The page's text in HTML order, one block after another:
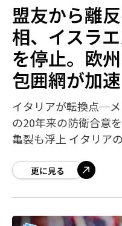
盟友から離
相、イスラ
を停止。欧
包囲網が加速
イタリアが転換点─
の20年来の防衛合意
亀裂も浮上 イタリア
動更新を停止すると発
更に見る